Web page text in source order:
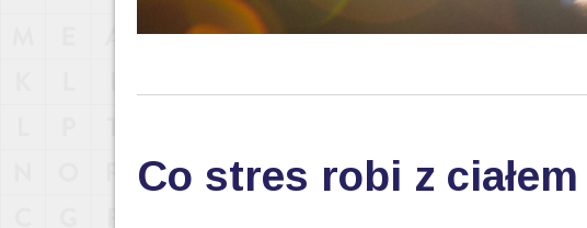
Co stres robi z ciałem